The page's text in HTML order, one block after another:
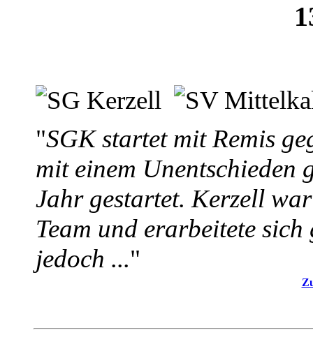
"SGK startet mit Remis
mit einem Unentschieden
Jahr gestartet. Kerzell
Team und erarbeitete
jedoch ..."